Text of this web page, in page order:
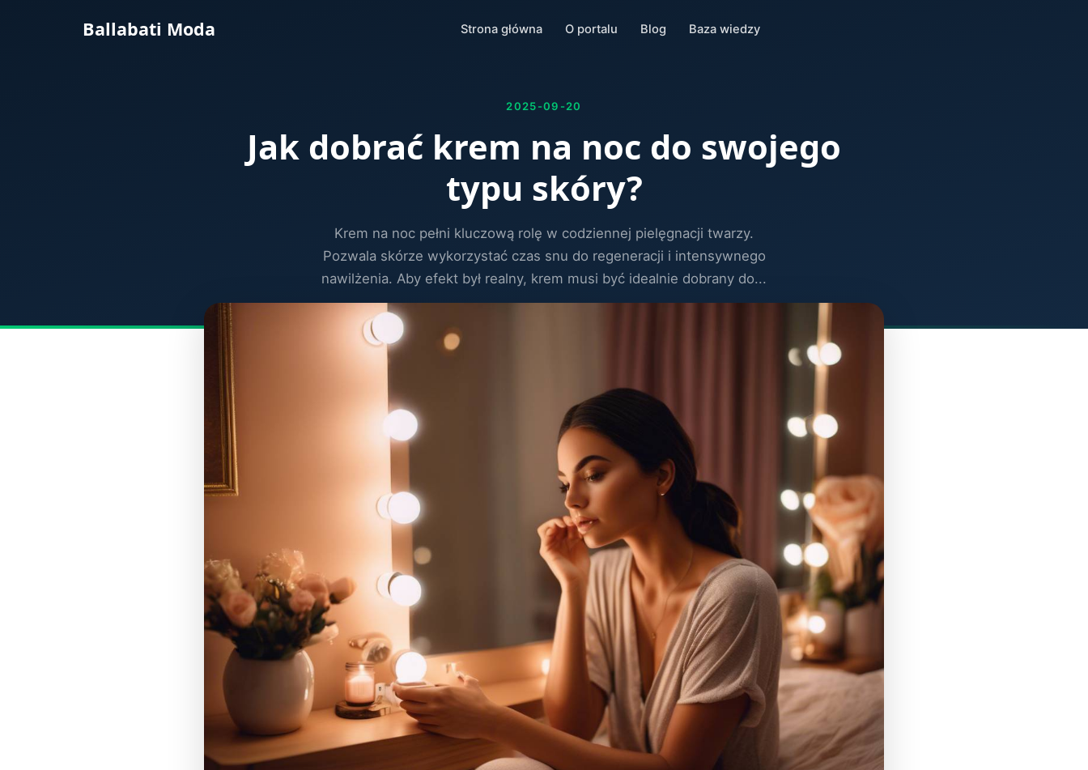
Ballabati Moda Strona główna O portalu Blog Baza wiedzy
2025-09-20
Jak dobrać krem na noc do swojego
typu skóry?
Krem na noc pełni kluczową rolę w codziennej pielęgnacji twarzy.
Pozwala skórze wykorzystać czas snu do regeneracji i intensywnego
nawilżenia. Aby efekt był realny, krem musi być idealnie dobrany do...